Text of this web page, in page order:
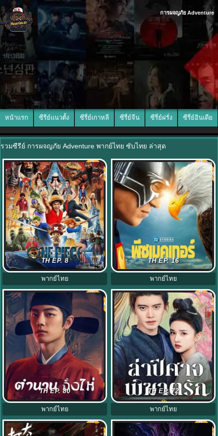
การผจญภัย Adventure
หน้าแรก ซีรีย์แนวตั้ง ซีรี่ย์เกาหลี ซีรี่ย์จีน ซีรี่ย์ฝรั่ง ซีรี่ย์อินเดีย
รวมซีรีย์ การผจญภัย Adventure พากย์ไทย ซับไทย ล่าสุด
ดูซีรี่ย์ ONE PIECE Season 2 (2026)
พากย์ไทย EP1-8 เต็มเรื่อง HD
8.0 พากย์ไทย
TH EP. 8
พากย์ไทย
Peacemaker Season2 พากย์ไทย
(2025) พีซเมคเกอร์ ซีซั่น2 EP1-8
8.0 พากย์ไ
TH EP. 16
พากย์ไทย
ตำนานจั้งไห่ (2025) Legend of Zang
Hai พากย์ไทย EP1-40 (จบ)
8.0 พากย์ไทย
TH EP. 80
พากย์ไทย
ล่าปีศาจพิฆาตรัก The Demon
Hunter’s Romance พากย์ไทย EP1-
36
7.0 พากย์ไ
TH EP. 72
พากย์ไทย
7.0 พากย์ไทย 7.0 พากย์ไ